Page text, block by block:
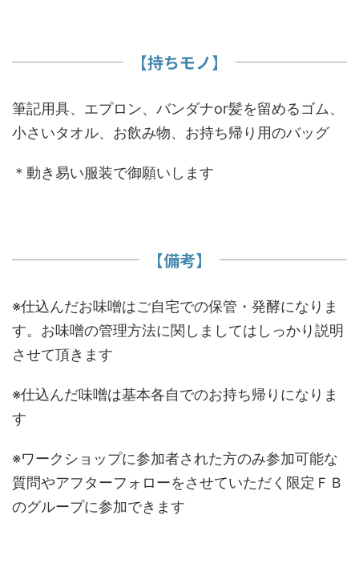
【持ちモノ】
筆記用具、エプロン、バンダナor髪を留めるゴム、
小さいタオル、お飲み物、お持ち帰り用のバッグ
＊動き易い服装で御願いします
【備考】
※仕込んだお味噌はご自宅での保管・発酵になりま
す。お味噌の管理方法に関しましてはしっかり説明
させて頂きます
※仕込んだ味噌は基本各自でのお持ち帰りになりま
す
※ワークショップに参加者された方のみ参加可能な
質問やアフターフォローをさせていただく限定ＦＢ
のグループに参加できます